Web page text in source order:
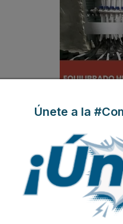
Equilibrado
colectores y puesta
Únete a la